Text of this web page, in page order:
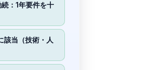
：1年要件を十
該当（技術・人